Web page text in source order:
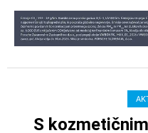
S